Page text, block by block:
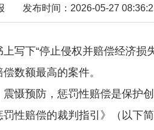
发布时间：2026-05-27
下“停止侵权并赔偿经济损
数额最高的案件。
预防，惩罚性赔偿是保护创
罚性赔偿的裁判指引》（以下